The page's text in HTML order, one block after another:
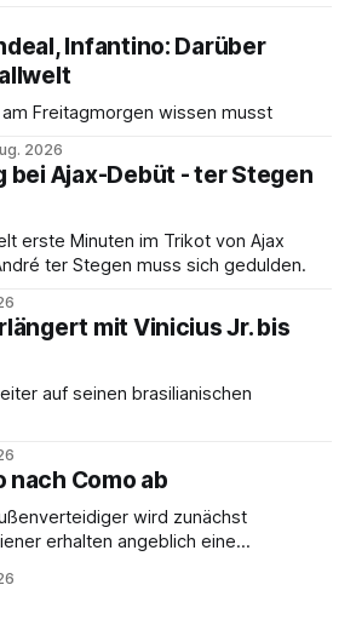
Infantino: Darüber
Freitagmorgen wissen musst
2026
bei Ajax-Debüt - ter Stegen
erste Minuten im Trikot von Ajax
ter Stegen muss sich gedulden.
mit Vinicius Jr. bis
auf seinen brasilianischen
nach Como ab
wird zunächst
erhalten angeblich eine